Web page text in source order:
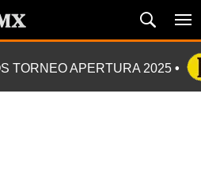
TORNEO APERTURA 2025